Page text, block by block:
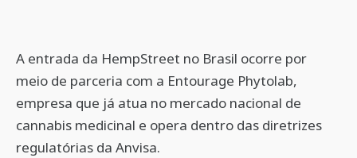
A entrada da HempStreet no Brasil ocorre por
meio de parceria com a Entourage Phytolab,
empresa que já atua no mercado nacional de
cannabis medicinal e opera dentro das diretrizes
regulatórias da Anvisa.